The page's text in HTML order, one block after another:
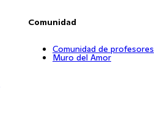
Comunidad
Comunidad de profesores
Muro del Amor